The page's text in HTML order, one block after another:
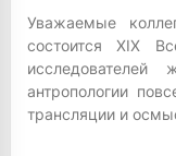
Уважаемые
состоится XIX
исследователей
антропологии
трансляции и